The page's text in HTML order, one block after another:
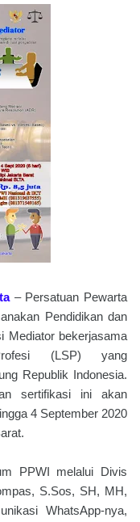
– Persatuan Pewarta
Pendidikan dan
Mediator bekerjasama
(LSP) yang
Republik Indonesia.
sertifikasi ini akan
4 September 2020
PPWI melalui Divis
S.Sos, SH, MH,
WhatsApp-nya,